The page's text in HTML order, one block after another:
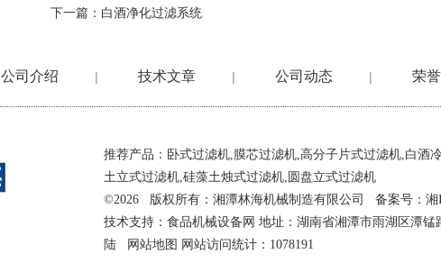
下一篇： 白酒净化过滤系统
公司介绍 | 技术文章 | 公司动态 | 荣
推荐产品： 卧式过滤机,膜芯过滤机,高分子片式过滤机,白酒
土立式过滤机,硅藻土烛式过滤机, 圆盘立式过滤机
©2026 版权所有：湘潭林海机械制造有限公司 备案号： 湘
技术支持： 食品机械设备网 地址：湖南省湘潭市雨湖区潭锰
陆
网站地图 网站访问统计：1078191